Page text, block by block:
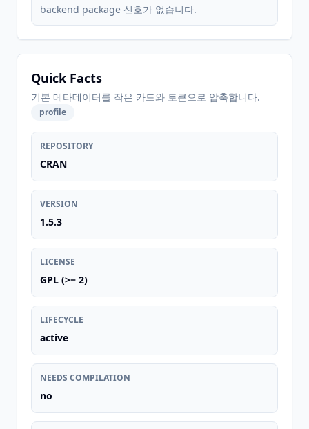
backend package 신호가 없습니다.
Quick Facts
기본 메타데이터를 작은 카드와 토큰으로 압축합니다.
profile
REPOSITORY
CRAN
VERSION
1.5.3
LICENSE
GPL (>= 2)
LIFECYCLE
active
NEEDS COMPILATION
no